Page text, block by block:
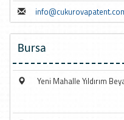
Bursa
Yeni Mahalle Yıldırım